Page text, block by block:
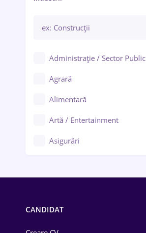
Administrație / Sector Public
Agrară
Alimentară
Artă / Entertainment
Asigurări
CANDIDAT